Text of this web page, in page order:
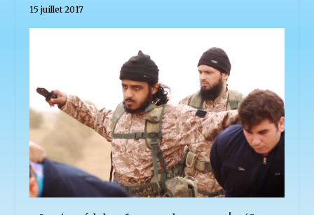
15 juillet 2017